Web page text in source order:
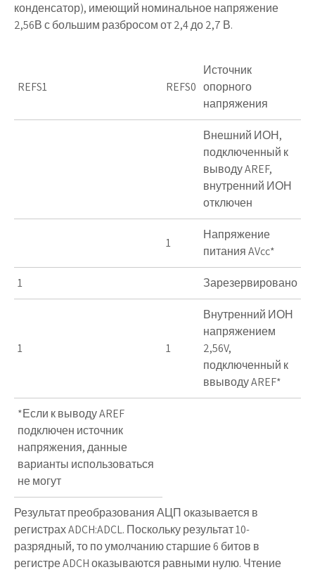
конденсатор), имеющий номинальное напряжение
2,56В с большим разбросом от 2,4 до 2,7 В.
REFS1 REFS0
Источник
опорного
напряжения
Внешний ИОН,
подключенный к
выводу AREF,
внутренний ИОН
отключен
1
Напряжение
питания AVcc*
1 Зарезервировано
1 1
Внутренний ИОН
напряжением
2,56V,
подключенный к
ввыводу AREF*
*Если к выводу AREF
подключен источник
напряжения, данные
варианты использоваться
не могут
Результат преобразования АЦП оказывается в
регистрахADCH:ADCL. Поскольку результат 10-
разрядный, то по умолчанию старшие 6 битов в
регистреADCHоказываются равными нулю. Чтение